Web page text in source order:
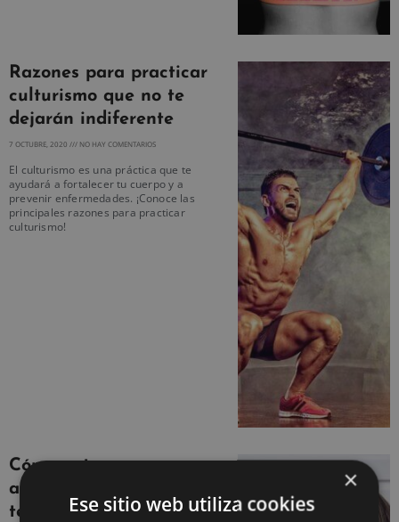
Razones para practicar
culturismo que no te
dejarán indiferente
7 OCTUBRE, 2020 NO HAY COMENTARIOS
El culturismo es una práctica que te
ayudará a fortalecer tu cuerpo y a
prevenir enfermedades. ¡Conoce las
principales razones para practicar
culturismo!
Cómo entrenar para
aumentar la
testosterona de forma
×
Ese sitio web utiliza cookies